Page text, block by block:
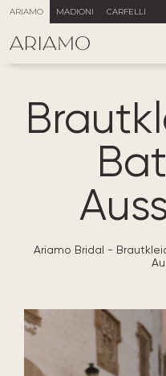
ARIAMO MADIONI CARFELLI
Ariamo Bridal -